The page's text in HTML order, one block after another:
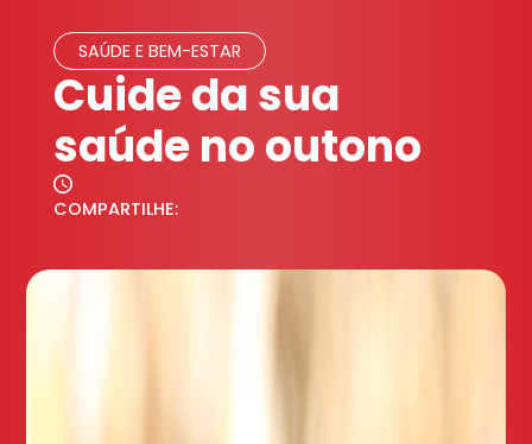
SAÚDE E BEM-ESTAR
Cuide da sua
saúde no outono
COMPARTILHE: